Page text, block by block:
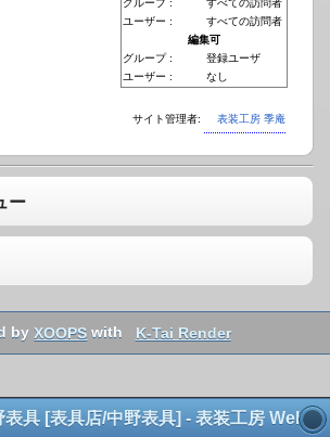
グループ :
すべての訪問者
ユーザー :
すべての訪問者
編集可
グループ :
登録ユーザ
ユーザー :
なし
サイト管理者: 表装工房 季庵
ー
byXOOPS with K-Tai Render
具 [表具店/中野表具] - 表装工房 Web